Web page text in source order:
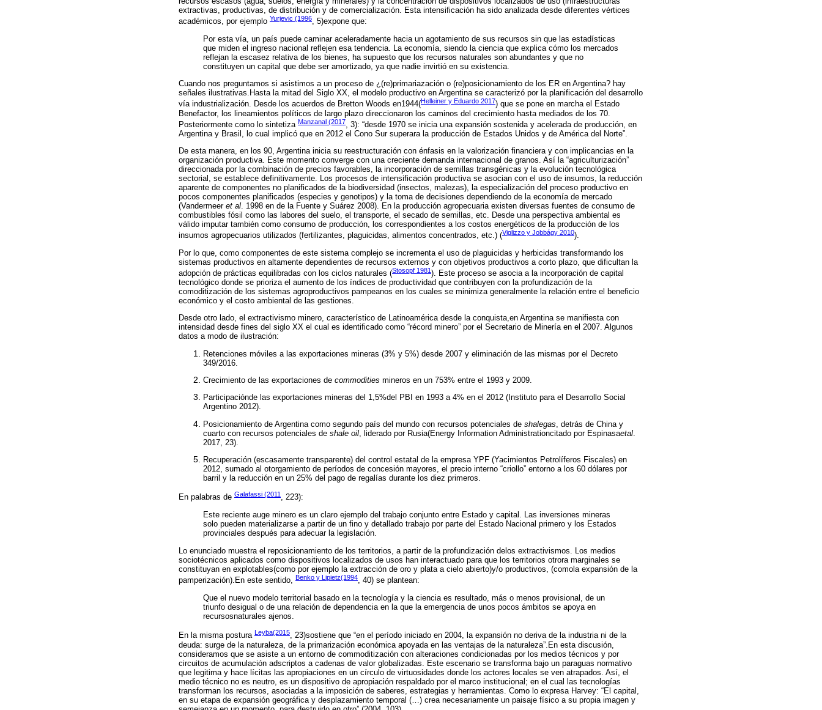
extractivas, productivas, de distribución y de comercialización. Esta intensificación ha sido analizada desde diferentes vértices
académicos, por ejemplo Yurjevic (1996, 5)expone que:
Por esta vía, un país puede caminar aceleradamente hacia un agotamiento de sus recursos sin que las estadísticas
que miden el ingreso nacional reflejen esa tendencia. La economía, siendo la ciencia que explica cómo los mercados
reflejan la escasez relativa de los bienes, ha supuesto que los recursos naturales son abundantes y que no
constituyen un capital que debe ser amortizado, ya que nadie invirtió en su existencia.
Cuando nos preguntamos si asistimos a un proceso de ¿(re)primariazación o (re)posicionamiento de los ER en Argentina? hay
señales ilustrativas.Hasta la mitad del Siglo XX, el modelo productivo en Argentina se caracterizó por la planificación del desarrollo
vía industrialización. Desde los acuerdos de Bretton Woods en1944(Helleiner y Eduardo 2017) que se pone en marcha el Estado
Benefactor, los lineamientos políticos de largo plazo direccionaron los caminos del crecimiento hasta mediados de los 70.
Posteriormente como lo sintetiza Manzanal (2017, 3): “desde 1970 se inicia una expansión sostenida y acelerada de producción, en
Argentina y Brasil, lo cual implicó que en 2012 el Cono Sur superara la producción de Estados Unidos y de América del Norte”.
De esta manera, en los 90, Argentina inicia su reestructuración con énfasis en la valorización financiera y con implicancias en la
organización productiva. Este momento converge con una creciente demanda internacional de granos. Así la “agriculturización”
direccionada por la combinación de precios favorables, la incorporación de semillas transgénicas y la evolución tecnológica
sectorial, se establece definitivamente. Los procesos de intensificación productiva se asocian con el uso de insumos, la reducción
aparente de componentes no planificados de la biodiversidad (insectos, malezas), la especialización del proceso productivo en
pocos componentes planificados (especies y genotipos) y la toma de decisiones dependiendo de la economía de mercado
(Vandermeer et al. 1998 en de la Fuente y Suárez 2008). En la producción agropecuaria existen diversas fuentes de consumo de
combustibles fósil como las labores del suelo, el transporte, el secado de semillas, etc. Desde una perspectiva ambiental es
válido imputar también como consumo de producción, los correspondientes a los costos energéticos de la producción de los
insumos agropecuarios utilizados (fertilizantes, plaguicidas, alimentos concentrados, etc.) (Viglizzo y Jobbágy 2010).
Por lo que, como componentes de este sistema complejo se incrementa el uso de plaguicidas y herbicidas transformando los
sistemas productivos en altamente dependientes de recursos externos y con objetivos productivos a corto plazo, que dificultan la
adopción de prácticas equilibradas con los ciclos naturales (Stosopf 1981). Este proceso se asocia a la incorporación de capital
tecnológico donde se prioriza el aumento de los índices de productividad que contribuyen con la profundización de la
comoditización de los sistemas agroproductivos pampeanos en los cuales se minimiza generalmente la relación entre el beneficio
económico y el costo ambiental de las gestiones.
Desde otro lado, el extractivismo minero, característico de Latinoamérica desde la conquista,en Argentina se manifiesta con
intensidad desde fines del siglo XX el cual es identificado como “récord minero” por el Secretario de Minería en el 2007. Algunos
datos a modo de ilustración:
Retenciones móviles a las exportaciones mineras (3% y 5%) desde 2007 y eliminación de las mismas por el Decreto
349/2016.
Crecimiento de las exportaciones de commodities mineros en un 753% entre el 1993 y 2009.
Participaciónde las exportaciones mineras del 1,5%del PBI en 1993 a 4% en el 2012 (Instituto para el Desarrollo Social
Argentino 2012).
Posicionamiento de Argentina como segundo país del mundo con recursos potenciales de shalegas , detrás de China y
cuarto con recursos potenciales de shale oil , liderado por Rusia(Energy Information Administrationcitado por Espinasaetal
2017, 23).
Recuperación (escasamente transparente) del control estatal de la empresa YPF (Yacimientos Petrolíferos Fiscales) en
2012, sumado al otorgamiento de períodos de concesión mayores, el precio interno “criollo” entorno a los 60 dólares por
barril y la reducción en un 25% del pago de regalías durante los diez primeros.
En palabras de Galafassi (2011 , 223):
Este reciente auge minero es un claro ejemplo del trabajo conjunto entre Estado y capital. Las inversiones mineras
solo pueden materializarse a partir de un fino y detallado trabajo por parte del Estado Nacional primero y los Estados
provinciales después para adecuar la legislación.
Lo enunciado muestra el reposicionamiento de los territorios, a partir de la profundización delos extractivismos. Los medios
sociotécnicos aplicados como dispositivos localizados de usos han interactuado para que los territorios otrora marginales se
constituyan en explotables(como por ejemplo la extracción de oro y plata a cielo abierto)y/o productivos, (comola expansión de la
pamperización).En este sentido, Benko y Lipietz(1994, 40) se plantean:
Que el nuevo modelo territorial basado en la tecnología y la ciencia es resultado, más o menos provisional, de un
triunfo desigual o de una relación de dependencia en la que la emergencia de unos pocos ámbitos se apoya en
recursosnaturales ajenos.
En la misma postura Leyba(2015, 23)sostiene que “en el período iniciado en 2004, la expansión no deriva de la industria ni de la
deuda: surge de la naturaleza, de la primarización económica apoyada en las ventajas de la naturaleza”.En esta discusión,
consideramos que se asiste a un entorno de commoditización con alteraciones condicionadas por los medios técnicos y por
circuitos de acumulación adscriptos a cadenas de valor globalizadas. Este escenario se transforma bajo un paraguas normativo
que legitima y hace lícitas las apropiaciones en un círculo de virtuosidades donde los actores locales se ven atrapados. Así, el
medio técnico no es neutro, es un dispositivo de apropiación respaldado por el marco institucional; en el cual las tecnologías
transforman los recursos, asociadas a la imposición de saberes, estrategias y herramientas. Como lo expresa Harvey: “El capital,
en su etapa de expansión geográfica y desplazamiento temporal (…) crea necesariamente un paisaje físico a su propia imagen y